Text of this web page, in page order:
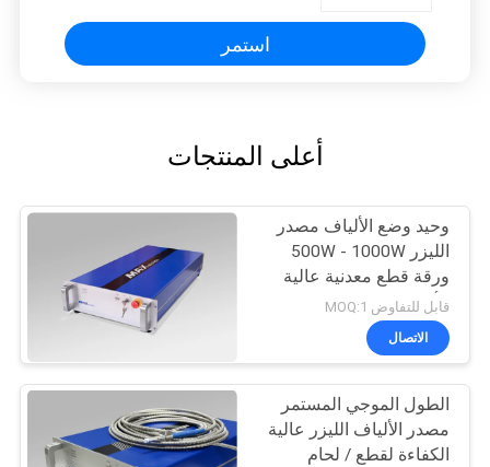
استمر
أعلى المنتجات
وحيد وضع الألياف مصدر
الليزر 500W - 1000W
ورقة قطع معدنية عالية
الأداء
قابل للتفاوض MOQ:1
الاتصال
الطول الموجي المستمر
مصدر الألياف الليزر عالية
الكفاءة لقطع / لحام